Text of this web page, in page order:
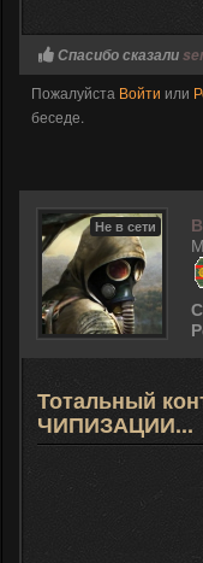
Спасибо сказали
Пожалуйста Войти или
беседе.
Не в сети
Тотальный
ЧИПИЗАЦИИ...